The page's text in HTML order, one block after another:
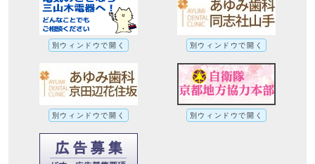
別ウィンドウで開く 別ウィンドウで開く
別ウィンドウで開く 別ウィンドウで開く